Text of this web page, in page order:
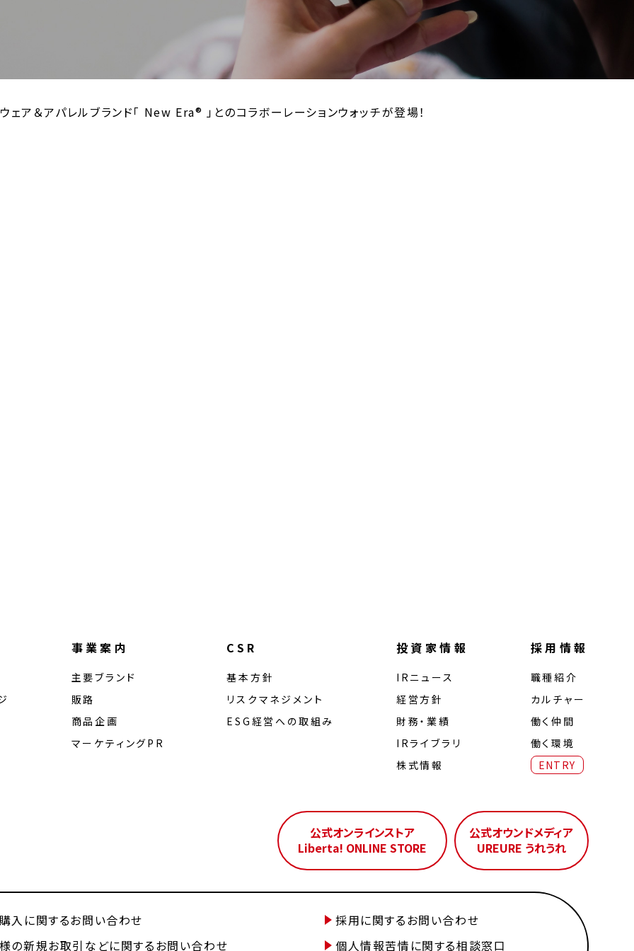
ア＆アパレルブランド「 New Era® 」とのコラボーレーションウォッチが登場！
事業案内
主要ブランド
販路
商品企画
マーケティングPR
CSR
基本方針
リスクマネジメント
ESG経営への取組み
投資家情報
IRニュース
経営⽅針
財務・業績
IRライブラリ
株式情報
採用情報
職種紹介
カルチャー
働く仲間
働く環境
ENTRY
公式オンラインストア
Liberta! ONLINE STORE
公式オウンドメディア
UREURE うれうれ
入に関するお問い合わせ
採用に関するお問い合わせ
の新規お取引などに関するお問い合わせ
個人情報苦情に関する相談窓口